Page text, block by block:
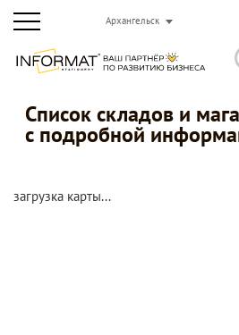
Архангельск
Список складов и
с подробной
загрузка карты...